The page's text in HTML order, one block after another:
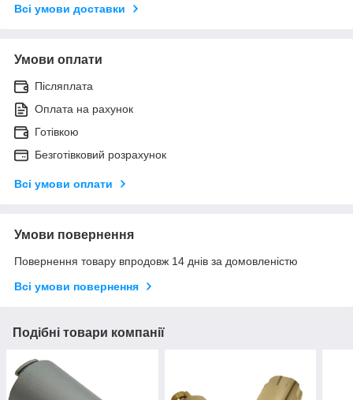
Всі умови доставки
Умови оплати
Післяплата
Оплата на рахунок
Готівкою
Безготівковий розрахунок
Всі умови оплати
Умови повернення
Повернення товару впродовж 14 днів за домовленістю
Всі умови повернення
Подібні товари компанії